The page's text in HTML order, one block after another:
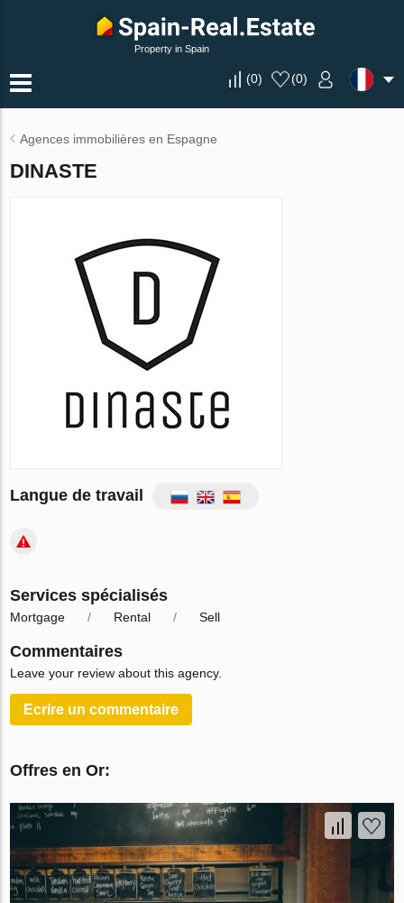
Property in Spain
(0) (0)
Agences immobilières en Espagne
DINASTE
Langue de travail
Services spécialisés
Mortgage Rental Sell
Commentaires
Leave your review about this agency.
Ecrire un сommentaire
Offres en Or: